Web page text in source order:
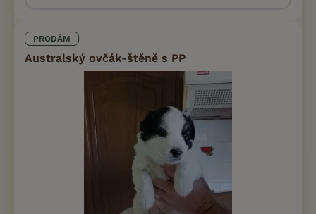
PRODÁM
Australský ovčák-štěně s PP